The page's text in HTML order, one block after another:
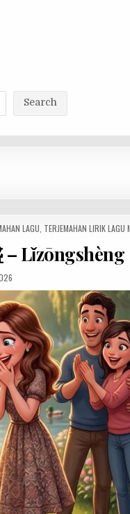
Search
LAGU TERJEMAHAN LIRIK LAGU
Lǐzōngshèng